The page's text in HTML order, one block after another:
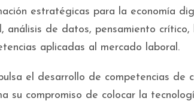
estratégicas para la economía
análisis de datos, pensamiento
aplicadas al mercado laboral.
el desarrollo de competencias de
su compromiso de colocar la